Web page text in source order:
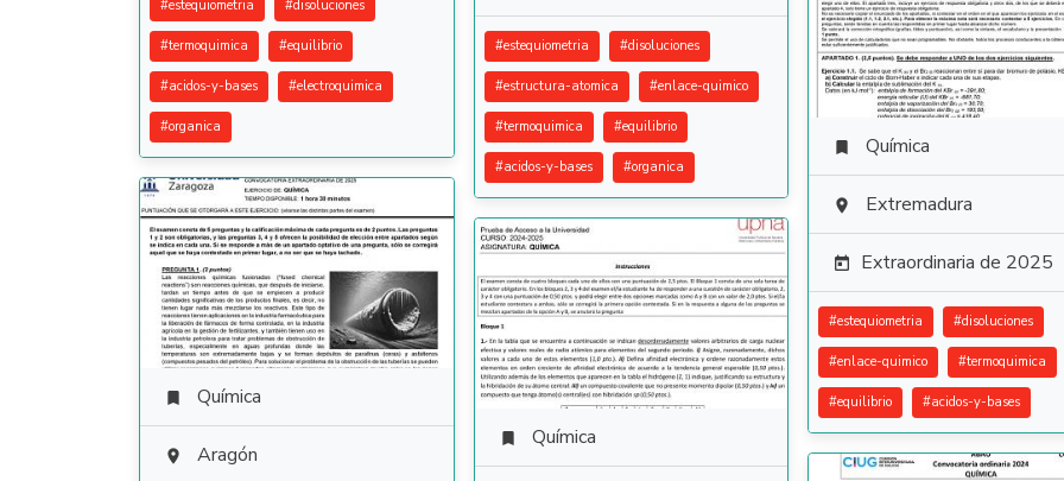
#estequiometria #disoluciones
#termoquimica #equilibrio
#acidos-y-bases #electroquimica
#organica
#estequiometria #disoluciones
#estructura-atomica #enlace-quimico
#termoquimica #equilibrio
#acidos-y-bases #organica
 Química
 Extremadura
 Extraordinaria de 2025
#estequiometria #disoluciones
#enlace-quimico #termoquimica
#equilibrio #acidos-y-bases
 Química
 Aragón
 Química